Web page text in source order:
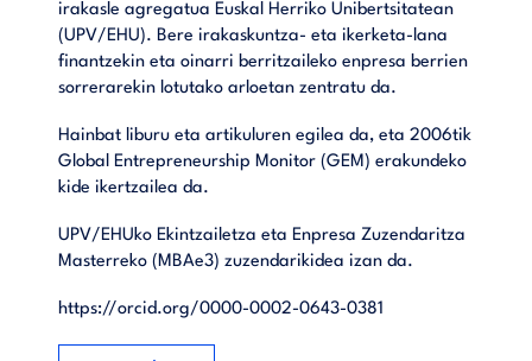
irakasle agregatua Euskal Herriko Unibertsitatean
(UPV/EHU). Bere irakaskuntza- eta ikerketa-lana
finantzekin eta oinarri berritzaileko enpresa berrien
sorrerarekin lotutako arloetan zentratu da.
Hainbat liburu eta artikuluren egilea da, eta 2006tik
Global Entrepreneurship Monitor (GEM) erakundeko
kide ikertzailea da.
UPV/EHUko Ekintzailetza eta Enpresa Zuzendaritza
Masterreko (MBAe3) zuzendarikidea izan da.
https://orcid.org/0000-0002-0643-0381